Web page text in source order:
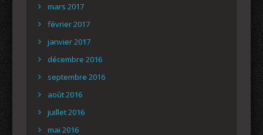
mars 2017
février 2017
janvier 2017
décembre 2016
septembre 2016
août 2016
juillet 2016
mai 2016